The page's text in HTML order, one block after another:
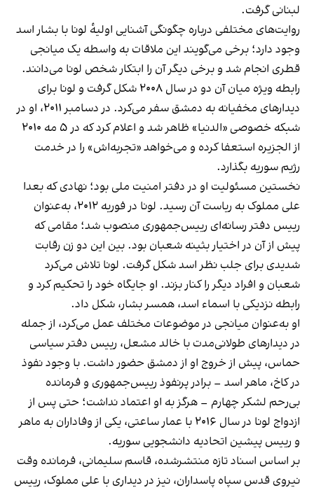
لبنانی گرفت.
روایت‌های مختلفی درباره چگونگی آشنایی اولیهٔ لونا با بشار اسد
وجود دارد؛ برخی می‌گویند این ملاقات به واسطه یک میانجی
قطری انجام شد و برخی دیگر آن را ابتکار شخص لونا می‌دانند.
رابطه ویژه‌ میان آن دو در سال ۲۰۰۸ شکل گرفت و لونا برای
دیدارهای مخفیانه به دمشق سفر می‌کرد. در دسامبر ۲۰۱۱، او در
شبکه خصوصی «الدنیا» ظاهر شد و اعلام کرد که در ۵ مه ۲۰۱۰
از الجزیره استعفا کرده و می‌خواهد «تجربه‌اش» را در خدمت
رژیم سوریه بگذارد.
نخستین مسئولیت او در دفتر امنیت ملی بود؛ نهادی که بعدا
علی مملوک به ریاست آن رسید. لونا در فوریه ۲۰۱۲، به‌عنوان
رییس دفتر رسانه‌ای رییس‌جمهوری منصوب شد؛ مقامی که
پیش از آن در اختیار بثینه شعبان بود. بین این دو زن رقابت
شدیدی برای جلب نظر اسد شکل گرفت. لونا تلاش می‌کرد
شعبان و افراد دیگر را کنار بزند. او جایگاه خود را تحکیم کرد و
رابطه نزدیکی با اسماء اسد، همسر بشار، شکل داد.
او به‌عنوان میانجی در موضوعات مختلف عمل می‌کرد، از جمله
در دیدارهای طولانی‌مدت با خالد مشعل، رییس دفتر سیاسی
حماس، پیش از خروج او از دمشق حضور داشت. با وجود نفوذ
در کاخ، ماهر اسد – برادر پرنفوذ رییس‌جمهوری و فرمانده
بی‌رحم لشکر چهارم – هرگز به او اعتماد نداشت؛ حتی پس از
ازدواج لونا در سال ۲۰۱۶ با عمار ساعتی، یکی از وفاداران به ماهر
و رییس پیشین اتحادیه دانشجویی سوریه.
بر اساس اسناد تازه‌ منتشرشده، قاسم سلیمانی، فرمانده وقت
نیروی قدس سپاه پاسداران، نیز در دیداری با علی مملوک، رییس